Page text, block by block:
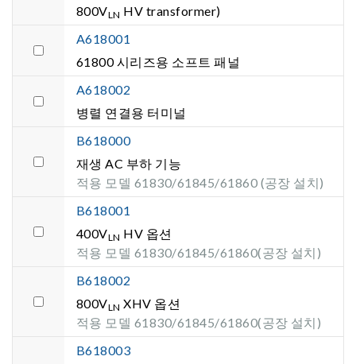
800VLN HV transformer)
A618001
61800 시리즈용 소프트 패널
A618002
병렬 연결용 터미널
B618000
재생 AC 부하 기능
적용 모델 61830/61845/61860 (공장 설치)
B618001
400VLN HV 옵션
적용 모델 61830/61845/61860(공장 설치)
B618002
800VLN XHV 옵션
적용 모델 61830/61845/61860(공장 설치)
B618003